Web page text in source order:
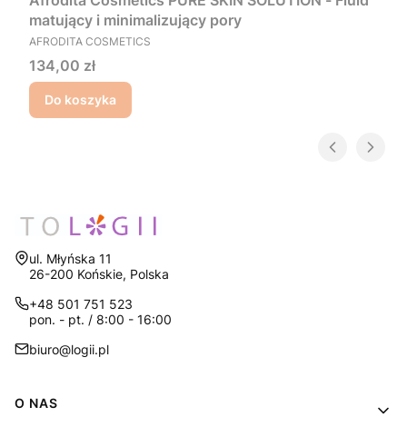
matujący i minimalizujący pory
PRODUCENT
AFRODITA COSMETICS
Cena
134,00 zł
Do koszyka
Adres:
ul. Młyńska 11
26-200 Końskie, Polska
+48 501 751 523
pon. - pt. / 8:00 - 16:00
biuro@logii.pl
Linki w stopce
O NAS